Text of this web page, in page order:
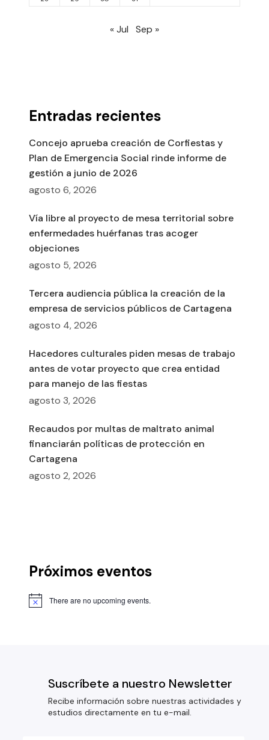
« Jul Sep »
Entradas recientes
Concejo aprueba creación de Corfiestas y
Plan de Emergencia Social rinde informe de
gestión a junio de 2026
agosto 6, 2026
Vía libre al proyecto de mesa territorial sobre
enfermedades huérfanas tras acoger
objeciones
agosto 5, 2026
Tercera audiencia pública la creación de la
empresa de servicios públicos de Cartagena
agosto 4, 2026
Hacedores culturales piden mesas de trabajo
antes de votar proyecto que crea entidad
para manejo de las fiestas
agosto 3, 2026
Recaudos por multas de maltrato animal
financiarán políticas de protección en
Cartagena
agosto 2, 2026
Próximos eventos
There are no upcoming events.
Suscríbete a nuestro Newsletter
Recibe información sobre nuestras actividades y
estudios directamente en tu e-mail.